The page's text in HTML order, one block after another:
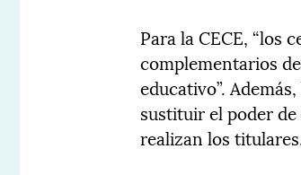
Para la CECE, “los
complementarios
educativo”.
sustituir el poder
realizan los